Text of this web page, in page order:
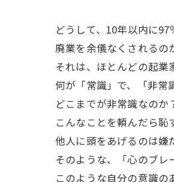
どうして、10年以内に
廃業を余儀なくされるの
それは、ほとんどの起業
何が「常識」で、「非常
どこまでが非常識なの
こんなことを頼んだら恥
他人に頭をあげるのは嫌
そのような、「心のブレ
このような自分の意識の